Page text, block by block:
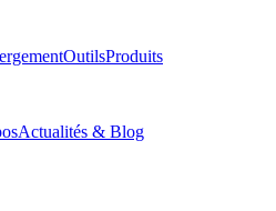
OutilsProduits
Actualités & Blog